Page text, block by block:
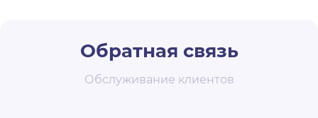
Обратная связь
Обслуживание клиентов